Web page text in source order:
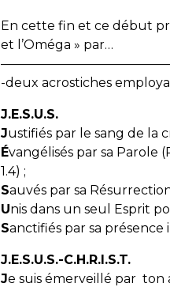
En cette fin et ce début
et l’Oméga » par…
-deux acrostiches
J.E.S.U.S.
Justifiés par le sang de la
Évangélisés par sa Parole
1.4) ;
Sauvés par sa
Unis dans un seul Esprit
Sanctifiés par sa présence
J.E.S.U.S.-C.H.R.I.S.T.
Je suis émerveillé par ton